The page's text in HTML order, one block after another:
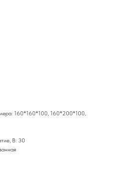
160*160*100, 160*200*100,
В: 30